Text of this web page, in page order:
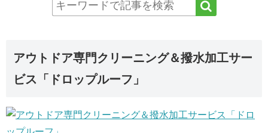
アウトドア専門クリーニング＆撥水加工サー
ビス「ドロップルーフ」